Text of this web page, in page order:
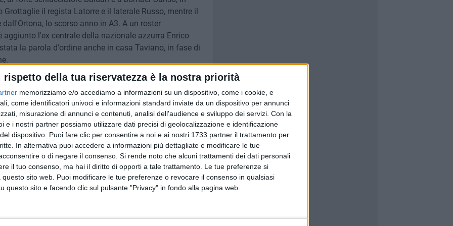
rispetto della tua riservatezza è la nostra priorità
memorizziamo e/o accediamo a informazioni su un dispositivo, come i cookie, e
come identificatori univoci e informazioni standard inviate da un dispositivo per annunci
misurazione di annunci e contenuti, analisi dell'audience e sviluppo dei servizi. Con la
e i nostri partner possiamo utilizzare dati precisi di geolocalizzazione e identificazione
dispositivo. Puoi fare clic per consentire a noi e ai nostri 1733 partner il trattamento per
In alternativa puoi accedere a informazioni più dettagliate e modificare le tue
o di negare il consenso. Si rende noto che alcuni trattamenti dei dati personali
il tuo consenso, ma hai il diritto di opporti a tale trattamento. Le tue preferenze si
sito web. Puoi modificare le tue preferenze o revocare il consenso in qualsiasi
questo sito e facendo clic sul pulsante "Privacy" in fondo alla pagina web.
il regista Latorre e il laterale Russo, mentre il
lo scorso anno in A3. A un roster
l'ex centrale della nazionale azzurra Enrico
la parola d'ordine anche in casa Taviano, in fase di
forza del gruppo, ormai coeso e che marcia unito e
sin qui inviolato da febbraio 2025 e catino
Taviano è la degna chiusura di un campionato
grande rispetto verso Taviano, una squadra
la voce grossa per chiudere da prima. Noi abbiamo
tre sconfitte e solo undici punti nel corso di tutta la
va fatto un grande applauso per questo – il commento
Contro un roster così ricco di nomi di primo grido
la qualità di non mollare mai, il cuore e la
ogni gara e in ogni momento di questo campionato.
tutti quanti quel qualcosina in più per divertirci
questa gara, è bellissimo per un'atleta vivere tutto ciò